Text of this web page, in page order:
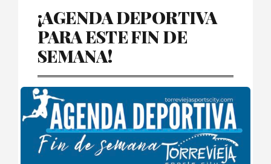
¡AGENDA DEPORTIVA
PARA ESTE FIN DE
SEMANA!